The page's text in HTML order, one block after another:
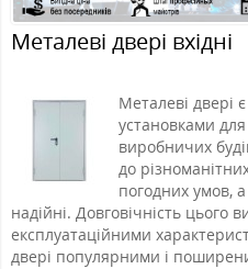
Металеві двері вхідні
Металеві двері
установками
виробничих
до
погодних умов, а
надійні. Довговічність цього
експлуатаційними
двері популярними і